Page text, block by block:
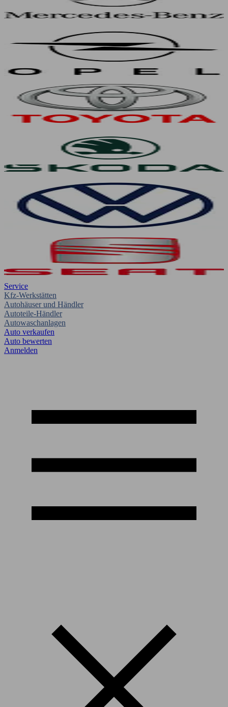
Service
Kfz-Werkstätten
Autohäuser und Händler
Autoteile-Händler
Autowaschanlagen
Auto verkaufen
Auto bewerten
Anmelden